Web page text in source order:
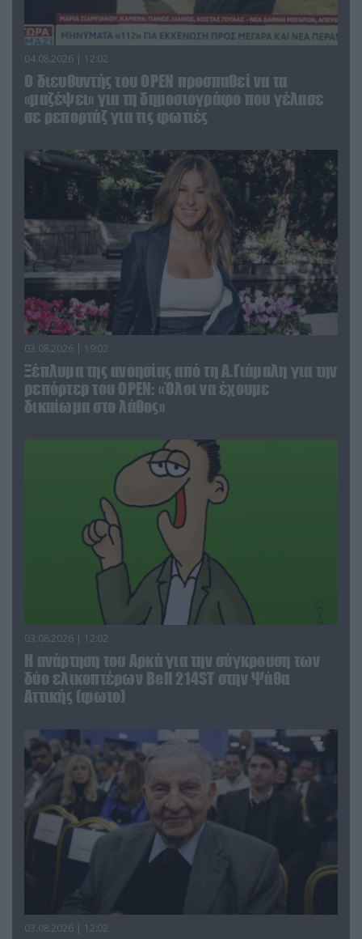
04.08.2026 | 12:02
O διευθυντής του OPEN προσπαθεί να τα
«μαζέψει» για τη δημοσιογράφο που γέλασε
σε ρεπορτάζ για τις φωτιές
03.08.2026 | 19:02
Ξέπλυμα της ανοησίας από τη Α.Γιάμαλη για την
ρεπόρτερ του ΟΡΕΝ: «Όλοι να έχουμε
δικαίωμα στο λάθος»
03.08.2026 | 12:02
Η ανάρτηση του Αρκά για την σύγκρουση των
δύο ελικοπτέρων Bell 214ST στην Ψάθα
Αττικής (φωτο)
03.08.2026 | 12:02